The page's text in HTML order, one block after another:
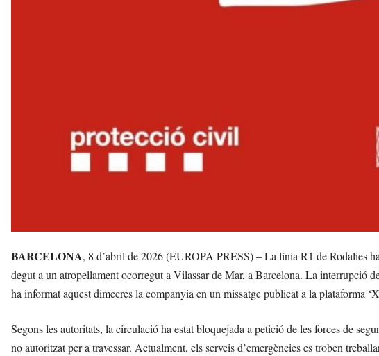
BARCELONA, 8 d’abril de 2026 (EUROPA PRESS) – La línia R1 de Rodalies
degut a un atropellament ocorregut a Vilassar de Mar, a Barcelona. La interrupció
ha informat aquest dimecres la companyia en un missatge publicat a la plataforma
Segons les autoritats, la circulació ha estat bloquejada a petició de les forces de
no autoritzat per a travessar. Actualment, els serveis d’emergències es troben